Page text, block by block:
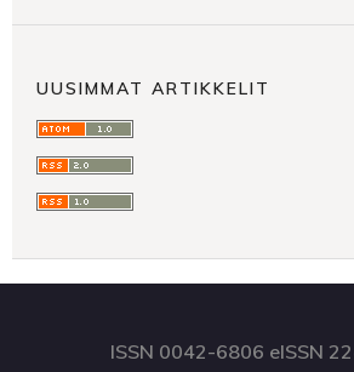
UUSIMMAT ARTIKKELIT
ISSN 0042-6806 eISSN